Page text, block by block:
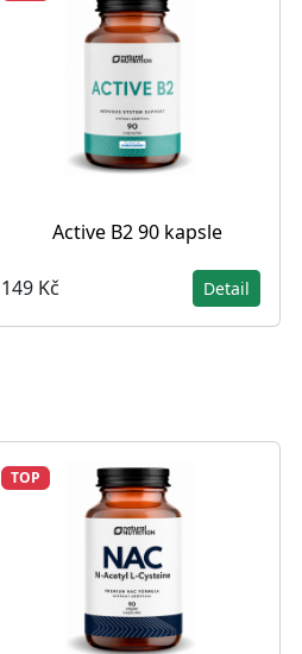
Active B2 90 kapsle
149 Kč Detail
TOP